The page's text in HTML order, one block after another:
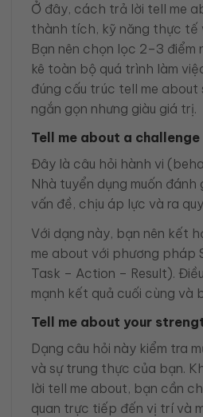
Ở đây, cách trả lời tell me
thành tích, kỹ năng thực tế
Bạn nên chọn lọc 2–3
kê toàn bộ quá trình làm
đúng cấu trúc tell me about
ngắn gọn nhưng giàu giá trị.
Tell me about a
Đây là câu hỏi hành vi
Nhà tuyển dụng muốn
vấn đề, chịu áp lực và ra
Với dạng này, bạn nên kết
me about với phương pháp
Task – Action – Result).
mạnh kết quả cuối cùng và
Tell me about your
Dạng câu hỏi này kiểm tra
và sự trung thực của bạn.
lời tell me about, bạn cần
quan trực tiếp đến vị trí và